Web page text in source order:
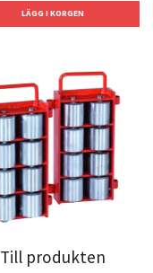
Till produkten